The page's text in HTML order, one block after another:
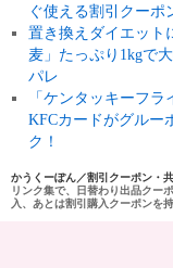
ぐ使える割引クーポ
置き換えダイエット
麦」たっぷり1kgで
パレ
「ケンタッキーフラ
KFCカードがグルー
ク！
かうくーぽん／割引クーポン・
リンク集で、日替わり出品クー
入、あとは割引購入クーポンを